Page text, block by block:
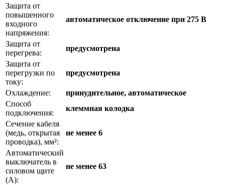
Защита от
повышенного
входного
напряжения:
автоматическое отключение при 275 В
Защита от
перегрева:
предусмотрена
Защита от
перегрузки по
току:
предусмотрена
Охлаждение:
принудительное, автоматическое
Способ
подключения:
клеммная колодка
Сечение кабеля
(медь, открытая
проводка), мм²:
не менее 6
Автоматический
выключатель в
силовом щите
(А):
не менее 63